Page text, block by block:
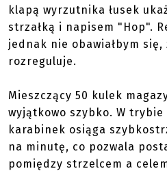
klapą wyrzutnika łusek
strzałką i napisem "Hop".
jednak nie obawiałbym
rozreguluje.
Mieszczący 50 kulek
wyjątkowo szybko. W
karabinek osiąga
na minutę, co pozwala
pomiędzy strzelcem a